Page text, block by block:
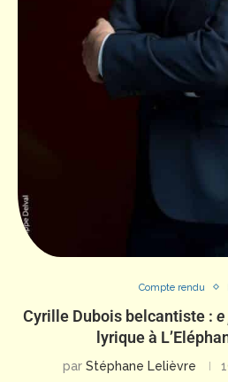
Compte rendu
Cyrille Dubois belcantiste : e
lyrique à
par Stéphane Lelièvre